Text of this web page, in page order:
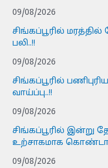
09/08/2026
சிங்கப்பூரில்
பலி..!!
09/08/2026
சிங்கப்பூரில்
வாய்ப்பு..!!
09/08/2026
சிங்கப்பூரில் இன்று
உற்சாகமாக
09/08/2026